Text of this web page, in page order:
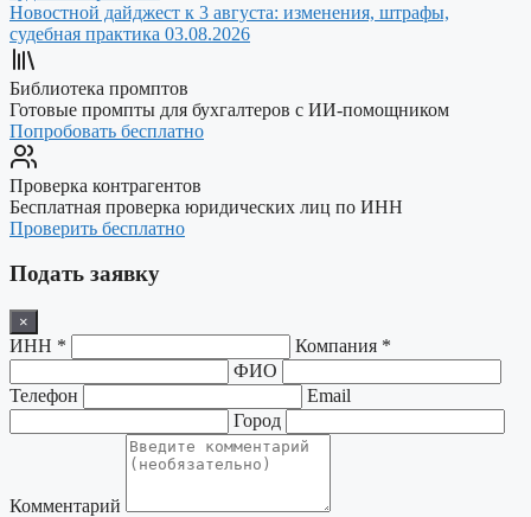
Новостной дайджест к 3 августа: изменения, штрафы,
судебная практика 03.08.2026
Библиотека промптов
Готовые промпты для бухгалтеров с ИИ-помощником
Попробовать бесплатно
Проверка контрагентов
Бесплатная проверка юридических лиц по ИНН
Проверить бесплатно
Подать заявку
×
ИНН *
Компания *
ФИО
Телефон
Email
Город
Комментарий